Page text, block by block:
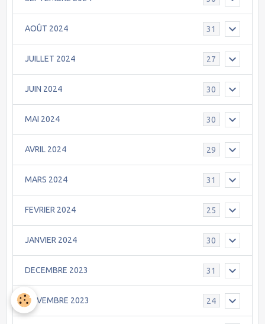
AOÛT 2024 31
JUILLET 2024 27
JUIN 2024 30
MAI 2024 30
AVRIL 2024 29
MARS 2024 31
FEVRIER 2024 25
JANVIER 2024 30
DECEMBRE 2023 31
NOVEMBRE 2023 24